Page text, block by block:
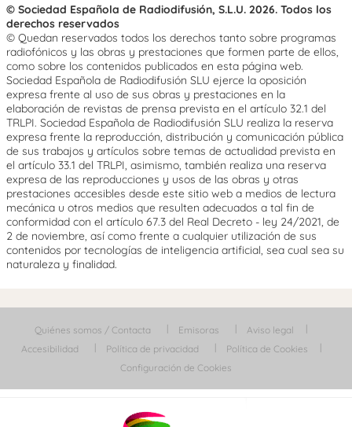
© Sociedad Española de Radiodifusión, S.L.U. 2026. Todos los
derechos reservados
© Quedan reservados todos los derechos tanto sobre programas
radiofónicos y las obras y prestaciones que formen parte de ellos,
como sobre los contenidos publicados en esta página web.
Sociedad Española de Radiodifusión SLU ejerce la oposición
expresa frente al uso de sus obras y prestaciones en la
elaboración de revistas de prensa prevista en el artículo 32.1 del
TRLPI. Sociedad Española de Radiodifusión SLU realiza la reserva
expresa frente la reproducción, distribución y comunicación pública
de sus trabajos y artículos sobre temas de actualidad prevista en
el artículo 33.1 del TRLPI, asimismo, también realiza una reserva
expresa de las reproducciones y usos de las obras y otras
prestaciones accesibles desde este sitio web a medios de lectura
mecánica u otros medios que resulten adecuados a tal fin de
conformidad con el artículo 67.3 del Real Decreto - ley 24/2021, de
2 de noviembre, así como frente a cualquier utilización de sus
contenidos por tecnologías de inteligencia artificial, sea cual sea su
naturaleza y finalidad.
Quiénes somos / Contacta Emisoras
Aviso legal
Accesibilidad
Política de privacidad
Política de Cookies
Configuración de Cookies